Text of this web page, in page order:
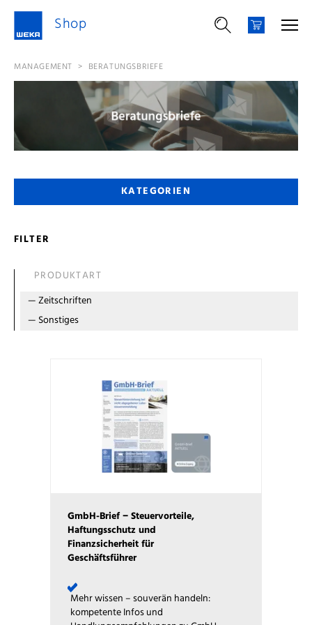
Shop
MANAGEMENT > BERATUNGSBRIEFE
KATEGORIEN
FILTER
PRODUKTART
—Zeitschriften
— Sonstiges
GmbH-Brief − Steuervorteile,
Haftungsschutz und
Finanzsicherheit für
Geschäftsführer
Mehr wissen – souverän handeln:
kompetente Infos und